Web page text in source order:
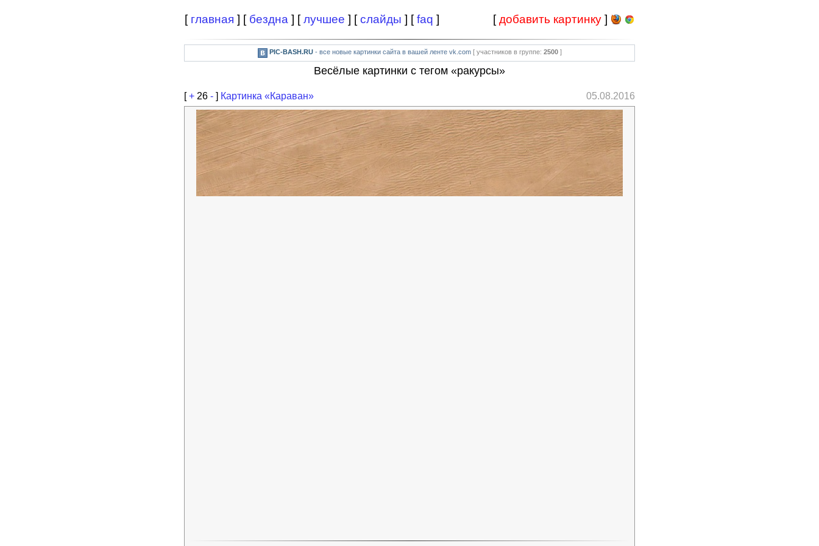
[ главная ] [ бездна ] [лучшее ] [слайды ] [faq ] [добавить картинку ]
PIC-BASH.RU- все новые картинки сайта в вашей ленте vk.com [ участников в группе: 2500]
Весёлые картинки с тегом «ракурсы»
[+ 26 - ] Картинка «Караван» 05.08.2016